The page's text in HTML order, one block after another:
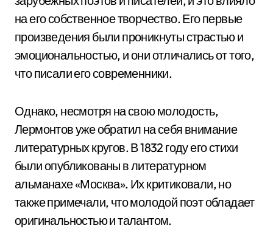
на его собственное творчество. Его первые
произведения были проникнуты страстью и
эмоциональностью, и они отличались от того,
что писали его современники.
Однако, несмотря на свою молодость,
Лермонтов уже обратил на себя внимание
литературных кругов. В 1832 году его стихи
были опубликованы в литературном
альманахе «Москва». Их критиковали, но
также примечали, что молодой поэт обладает
оригинальностью и талантом.